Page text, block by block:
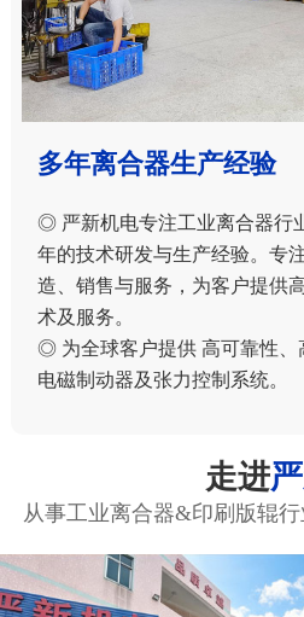
多年离合器生产经验
◎ 严新机电专注工业离合器行
年的技术研发与生产经验。专
造、销售与服务，为客户提供
术及服务。
◎ 为全球客户提供 高可靠性、
电磁制动器及张力控制系统。
走进
从事工业离合器&印刷版辊